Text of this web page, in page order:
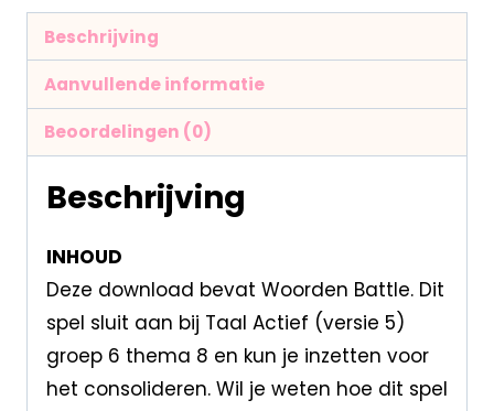
Beschrijving
Aanvullende informatie
Beoordelingen (0)
Beschrijving
INHOUD
Deze download bevat Woorden Battle. Dit
spel sluit aan bij Taal Actief (versie 5)
groep 6 thema 8 en kun je inzetten voor
het consolideren. Wil je weten hoe dit spel